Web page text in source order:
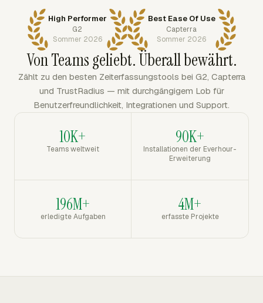
High Performer
G2
Sommer 2026
Best Ease Of Use
Capterra
Sommer 2026
Von Teams geliebt. Überall bewährt.
Zählt zu den besten Zeiterfassungstools bei G2, Capterra
und TrustRadius — mit durchgängigem Lob für
Benutzerfreundlichkeit, Integrationen und Support.
10K+
Teams weltweit
90K+
Installationen der Everhour-
Erweiterung
196M+
erledigte Aufgaben
4M+
erfasste Projekte